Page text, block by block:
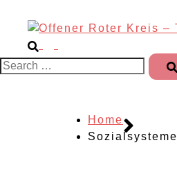
Search…
Home
Sozialsysteme